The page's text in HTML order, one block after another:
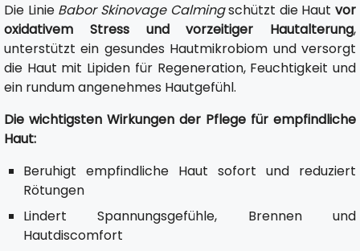
Die Linie Babor Skinovage Calmingschützt die Haut vor
oxidativem Stress und vorzeitiger Hautalterung,
unterstützt ein gesundes Hautmikrobiom und versorgt
die Haut mit Lipiden für Regeneration, Feuchtigkeit und
ein rundum angenehmes Hautgefühl.
Die wichtigsten Wirkungen der Pflege für empfindliche
Haut:
Beruhigt empfindliche Haut sofort und reduziert
Rötungen
Lindert Spannungsgefühle, Brennen und
Hautdiscomfort